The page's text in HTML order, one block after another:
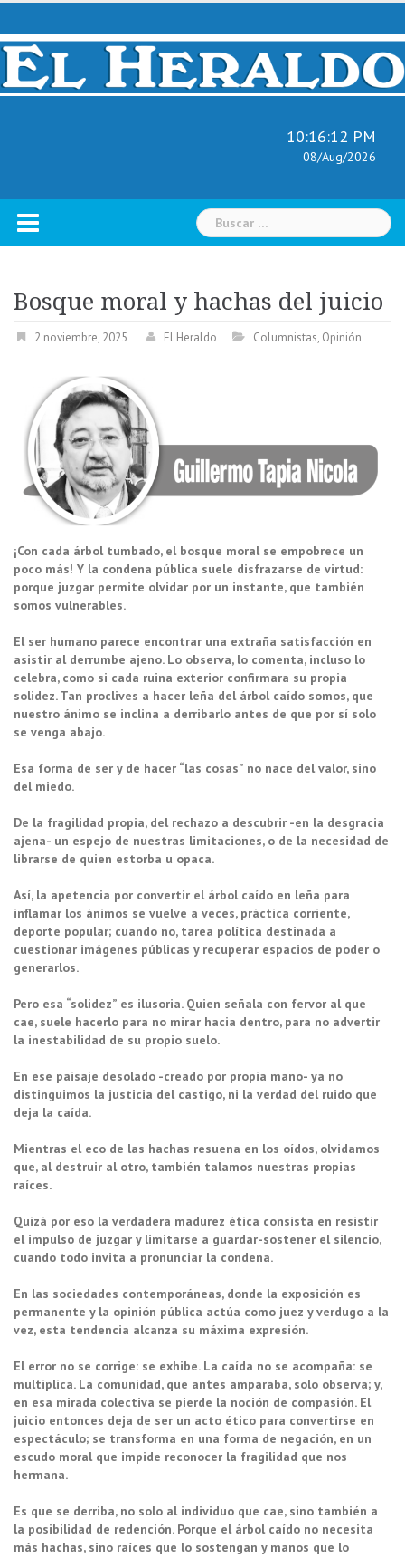
Skip
content
10:16:13 PM
08/Aug/2026
Buscar:
Bosque moral y hachas del juicio
2 noviembre, 2025 El Heraldo Columnistas, Opinión
¡Con cada árbol tumbado, el bosque moral se empobrece un
poco más! Y la condena pública suele disfrazarse de virtud:
porque juzgar permite olvidar por un instante, que también
somos vulnerables.
El ser humano parece encontrar una extraña satisfacción en
asistir al derrumbe ajeno. Lo observa, lo comenta, incluso lo
celebra, como si cada ruina exterior confirmara su propia
solidez. Tan proclives a hacer leña del árbol caído somos, que
nuestro ánimo se inclina a derribarlo antes de que por sí solo
se venga abajo.
Esa forma de ser y de hacer “las cosas” no nace del valor, sino
del miedo.
De la fragilidad propia, del rechazo a descubrir -en la desgracia
ajena- un espejo de nuestras limitaciones, o de la necesidad de
librarse de quien estorba u opaca.
Así, la apetencia por convertir el árbol caído en leña para
inflamar los ánimos se vuelve a veces, práctica corriente,
deporte popular; cuando no, tarea política destinada a
cuestionar imágenes públicas y recuperar espacios de poder o
generarlos.
Pero esa “solidez” es ilusoria. Quien señala con fervor al que
cae, suele hacerlo para no mirar hacia dentro, para no advertir
la inestabilidad de su propio suelo.
En ese paisaje desolado -creado por propia mano- ya no
distinguimos la justicia del castigo, ni la verdad del ruido que
deja la caída.
Mientras el eco de las hachas resuena en los oídos, olvidamos
que, al destruir al otro, también talamos nuestras propias
raíces.
Quizá por eso la verdadera madurez ética consista en resistir
el impulso de juzgar y limitarse a guardar-sostener el silencio,
cuando todo invita a pronunciar la condena.
En las sociedades contemporáneas, donde la exposición es
permanente y la opinión pública actúa como juez y verdugo a la
vez, esta tendencia alcanza su máxima expresión.
El error no se corrige: se exhibe. La caída no se acompaña: se
multiplica. La comunidad, que antes amparaba, solo observa; y,
en esa mirada colectiva se pierde la noción de compasión. El
juicio entonces deja de ser un acto ético para convertirse en
espectáculo; se transforma en una forma de negación, en un
escudo moral que impide reconocer la fragilidad que nos
hermana.
Es que se derriba, no solo al individuo que cae, sino también a
la posibilidad de redención. Porque el árbol caído no necesita
más hachas, sino raíces que lo sostengan y manos que lo